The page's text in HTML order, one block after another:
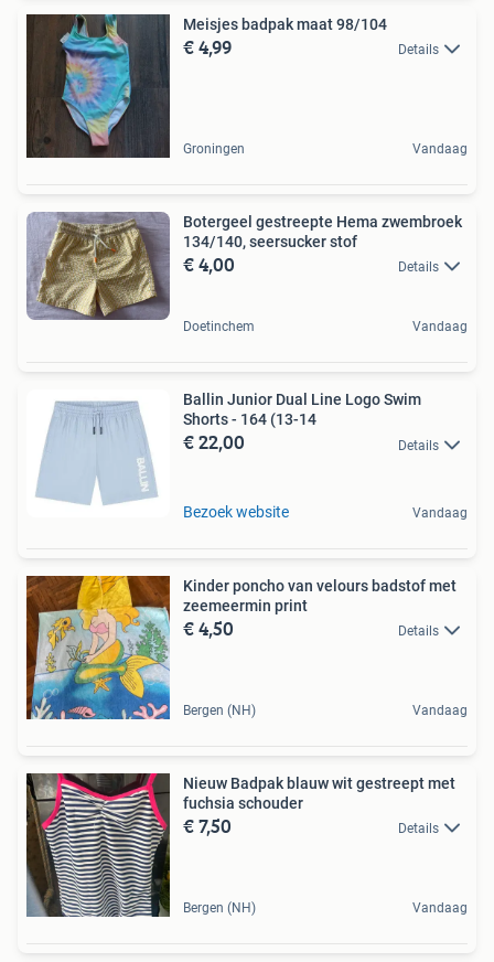
Meisjes badpak maat 98/104
€ 4,99 Details
Groningen Vandaag
Botergeel gestreepte Hema zwembroek
134/140, seersucker stof
€ 4,00 Details
Doetinchem Vandaag
Ballin Junior Dual Line Logo Swim
Shorts - 164 (13-14
€ 22,00 Details
Bezoek website Vandaag
Kinder poncho van velours badstof met
zeemeermin print
€ 4,50 Details
Bergen (NH) Vandaag
Nieuw Badpak blauw wit gestreept met
fuchsia schouder
€ 7,50 Details
Bergen (NH) Vandaag